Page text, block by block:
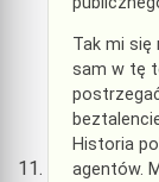
Tak mi się
sam w tę
Historia
agentów.